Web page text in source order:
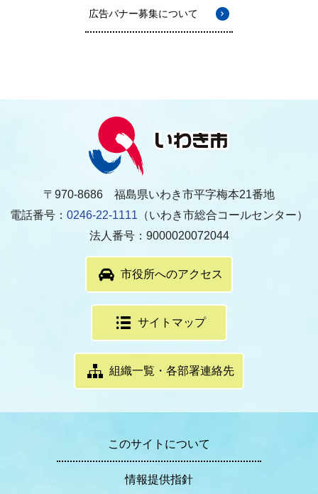
広告バナー募集について
〒970-8686 福島県いわき市平字梅本21番地
電話番号： 0246-22-1111 （いわき市総合コールセンター）
法人番号：9000020072044
市役所へのアクセス
サイトマップ
組織一覧・各部署連絡先
このサイトについて
情報提供指針